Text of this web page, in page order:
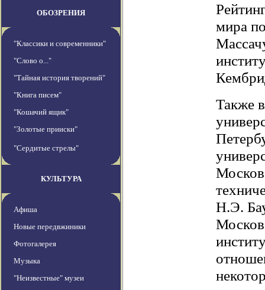
ОБОЗРЕНИЯ
"Классики и современники"
"Слово о..."
"Тайная история творений"
"Книга писем"
"Кошачий ящик"
"Золотые прииски"
"Сердитые стрелы"
КУЛЬТУРА
Афиша
Новые передвжиники
Фотогалерея
Музыка
"Неизвестные" музеи
мира
Также
Н.Э.